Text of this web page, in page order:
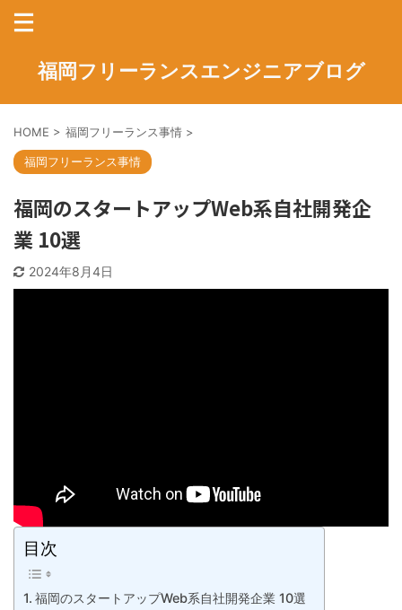
福岡フリーランスエンジニアブログ
HOME > 福岡フリーランス事情 >
福岡フリーランス事情
福岡のスタートアップWeb系自社開発企
業 10選
2024年8月4日
目次
福岡のスタートアップWeb系自社開発企業 10選